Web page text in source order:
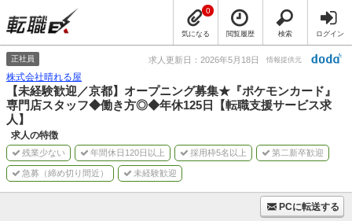
気になる
0
閲覧履歴 検索 ログイン
正社員 求人更新日：2026年5月18日 情報提供元
株式会社晴れる屋
【未経験歓迎／京都】オープニング募集★『ポケモンカード』
専門店スタッフ◆働き方◎◆年休125日【転職支援サービス求
人】
求人の特徴
残業少ない 年間休日120日以上 採用枠5名以上 第二新卒歓迎
急募（締め切り間近） 未経験歓迎
PCに転送する